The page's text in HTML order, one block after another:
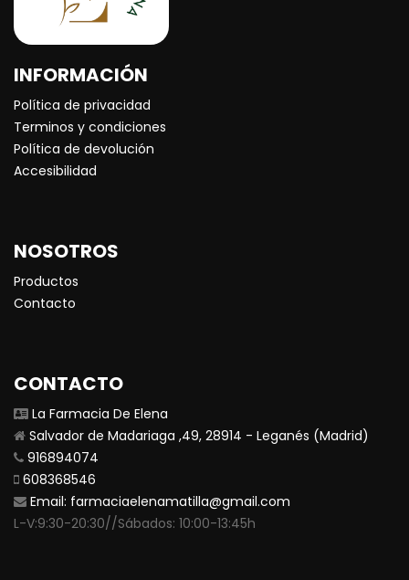
INFORMACIÓN
Política de privacidad
Terminos y condiciones
Política de devolución
Accesibilidad
NOSOTROS
Productos
Contacto
CONTACTO
La Farmacia De Elena
Salvador de Madariaga ,49, 28914 - Leganés (Madrid)
916894074
608368546
Email: farmaciaelenamatilla@gmail.com
L-V:9:30-20:30//Sábados: 10:00-13:45h